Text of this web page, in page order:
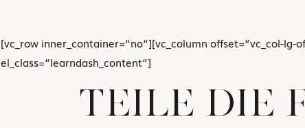
[vc_row inner_container=“no“][vc_column offset=“vc_col-lg-
el_class=“learndash_content“]
TEILE DIE